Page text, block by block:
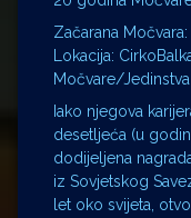
Začarana
Lokacija:
Močvare/
Iako njegova
desetljeća (u
dodijeljena
iz Sovjetskog
let oko svijeta,